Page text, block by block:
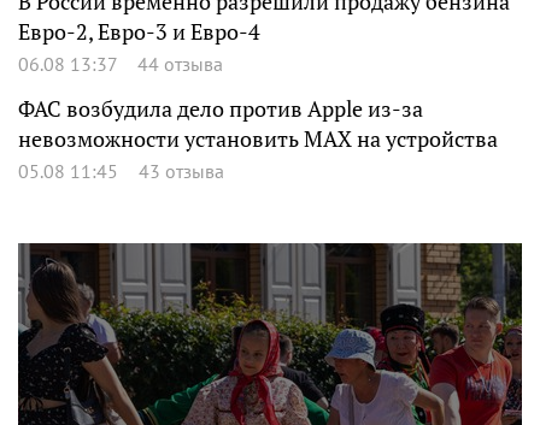
Евро-2, Евро-3 и Евро-4
06.08 13:37 44 отзыва
ФАС возбудила дело против Apple из-за
невозможности установить MAX на устройства
05.08 11:45 43 отзыва